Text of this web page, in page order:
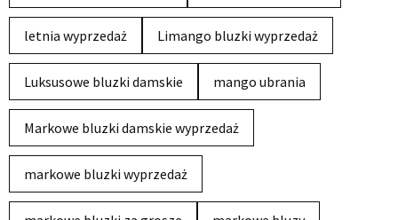
letnia wyprzedaż Limango bluzki wyprzedaż
Luksusowe bluzki damskie mango ubrania
Markowe bluzki damskie wyprzedaż
markowe bluzki wyprzedaż